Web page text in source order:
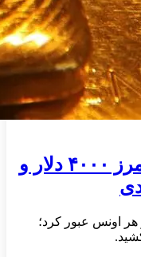
صعود تاریخی طلا؛ عبور از مرز ۴۰۰۰ دلار و
۴ هزار دلار در هر اونس عبور کرد؛